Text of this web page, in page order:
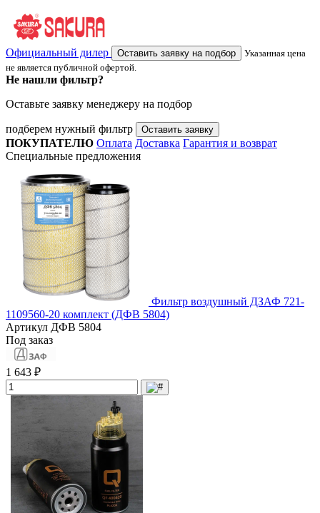
Официальный дилер Оставить заявку на подбор
Указанная цена
не является публичной офертой.
Не нашли фильтр?
Оставьте заявку менеджеру на подбор
подберем нужный фильтр Оставить заявку
ПОКУПАТЕЛЮ Оплата Доставка Гарантия и возврат
Специальные предложения
Фильтр воздушный ДЗАФ 721-
1109560-20 комплект (ДФВ 5804)
Артикул ДФВ 5804
Под заказ
1 643 ₽